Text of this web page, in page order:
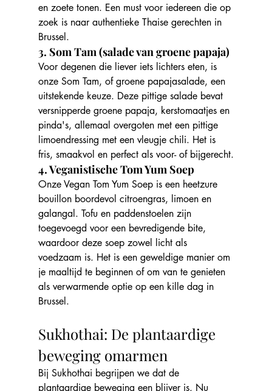
en zoete tonen. Een must voor iedereen die op
zoek is naar authentieke Thaise gerechten in
Brussel.
3. Som Tam (salade van groene papaja)
Voor degenen die liever iets lichters eten, is
onze Som Tam, of groene papajasalade, een
uitstekende keuze. Deze pittige salade bevat
versnipperde groene papaja, kerstomaatjes en
pinda's, allemaal overgoten met een pittige
limoendressing met een vleugje chili. Het is
fris, smaakvol en perfect als voor- of bijgerecht.
4. Veganistische Tom Yum Soep
Onze Vegan Tom Yum Soep is een heetzure
bouillon boordevol citroengras, limoen en
galangal. Tofu en paddenstoelen zijn
toegevoegd voor een bevredigende bite,
waardoor deze soep zowel licht als
voedzaam is. Het is een geweldige manier om
je maaltijd te beginnen of om van te genieten
als verwarmende optie op een kille dag in
Brussel.
Sukhothai: De plantaardige
beweging omarmen
Bij Sukhothai begrijpen we dat de
plantaardige beweging een blijver is. Nu